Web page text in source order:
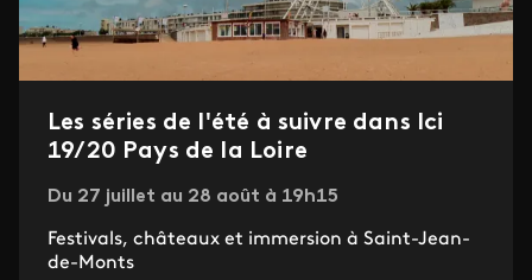
Les séries de l'été à suivre dans Ici
19/20 Pays de la Loire
Du 27 juillet au 28 août à 19h15
Festivals, châteaux et immersion à Saint-Jean-
de-Monts